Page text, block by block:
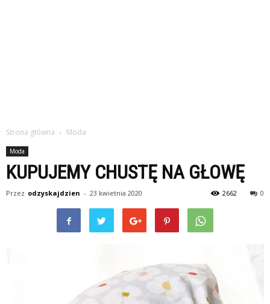
Strona główna Moda
Moda
KUPUJEMY CHUSTĘ NA GŁOWĘ
Przez odzyskajdzien - 23 kwietnia 2020 0
2662